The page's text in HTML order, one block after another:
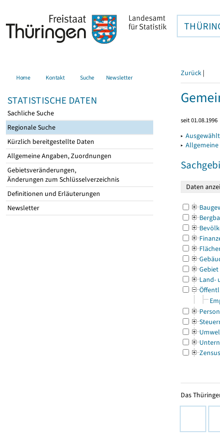
Home Kontakt Suche Newsletter
STATISTISCHE DATEN
Sachliche Suche
Regionale Suche
Kürzlich bereitgestellte Daten
Allgemeine Angaben, Zuordnungen
Gebietsveränderungen,
Änderungen zum Schlüsselverzeichnis
Definitionen und Erläuterungen
Newsletter
Zurück |
seit 01.08.1996
▸
▸
Gebiet
Land-
Zensus
Das